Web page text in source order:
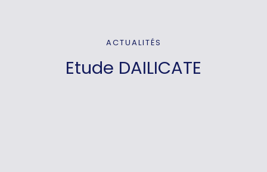
ACTUALITÉS
Etude DAILICATE